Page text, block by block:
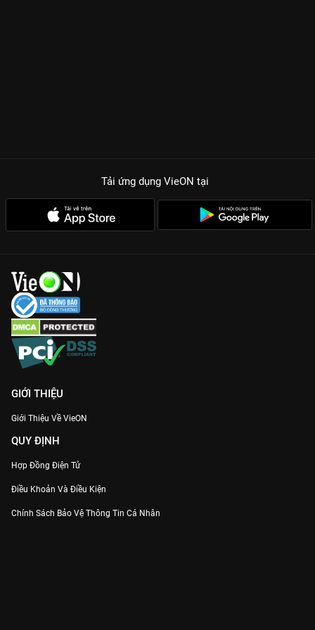
Tải ứng dụng VieON tại
GIỚI THIỆU
Giới Thiệu Về VieON
QUY ĐỊNH
Hợp Đồng Điện Tử
Điều Khoản Và Điều Kiện
Chính Sách Bảo Vệ Thông Tin Cá Nhân